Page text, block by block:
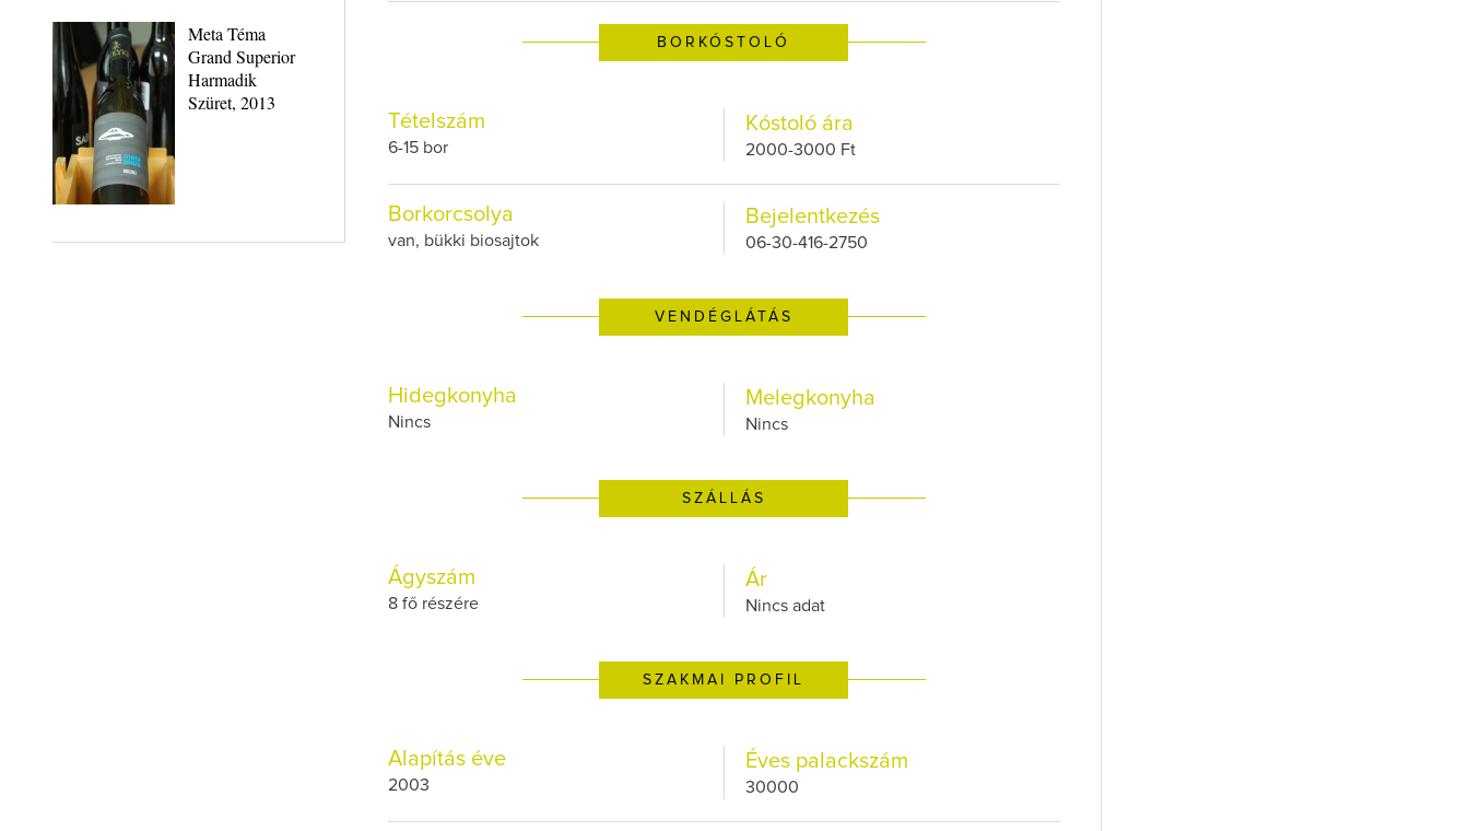
Meta Téma
Grand Superior
Harmadik
Szüret, 2013
BORKÓSTOLÓ
Tételszám
6-15 bor
Kóstoló ára
2000-3000 Ft
Borkorcsolya
van, bükki biosajtok
Bejelentkezés
06-30-416-2750
VENDÉGLÁTÁS
Hidegkonyha
Nincs
Melegkonyha
Nincs
SZÁLLÁS
Ágyszám
8 fő részére
Ár
Nincs adat
SZAKMAI PROFIL
Alapítás éve
2003
Éves palackszám
30000